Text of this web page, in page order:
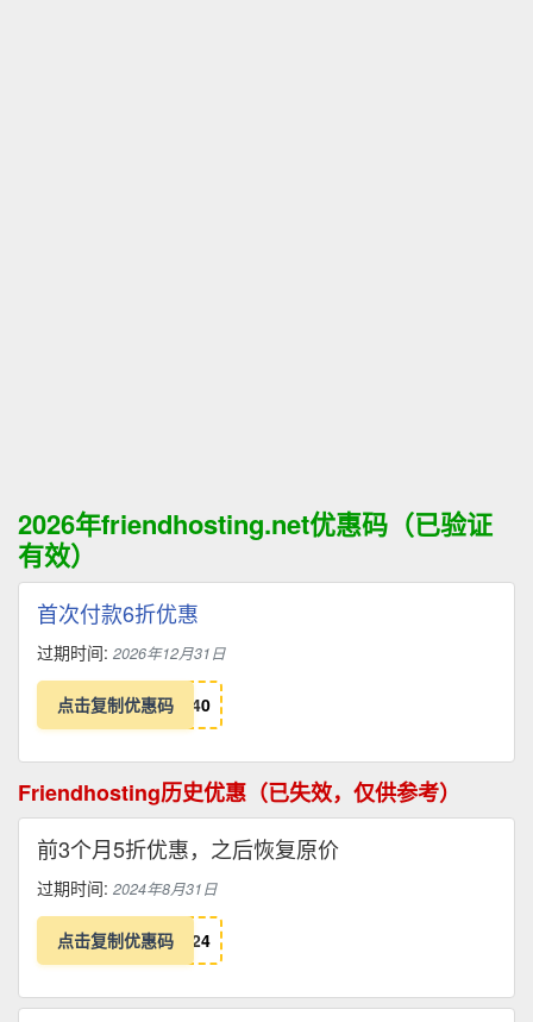
2026年friendhosting.net优惠码（已验证
有效）
首次付款6折优惠
过期时间: 2026年12月31日
点击复制优惠码 40
Friendhosting历史优惠（已失效，仅供参考）
前3个月5折优惠，之后恢复原价
过期时间: 2024年8月31日
点击复制优惠码 24